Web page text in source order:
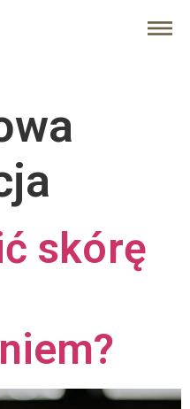
skórę